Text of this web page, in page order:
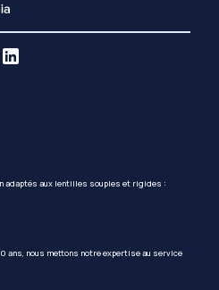
adaptés aux lentilles souples et rigides :
ans, nous mettons notre expertise au service